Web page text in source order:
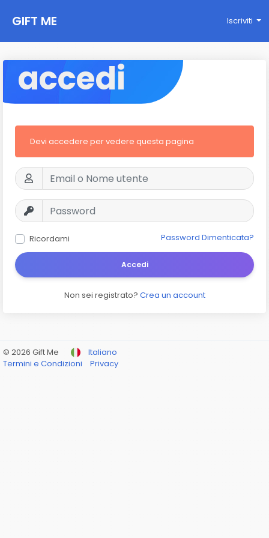
GIFT ME Iscriviti
accedi
Devi accedere per vedere questa pagina
Ricordami Password Dimenticata?
Accedi
Non sei registrato? Crea un account
© 2026 Gift Me
Italiano
Termini e Condizioni
Privacy